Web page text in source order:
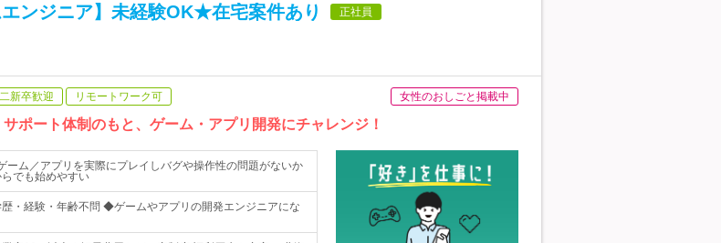
ンジニア】未経験OK★在宅案件あり 正社員
新卒歓迎 リモートワーク可 女性のおしごと掲載中
ポート体制のもと、ゲーム・アプリ開発にチャレンジ！
ーム／アプリを実際にプレイしバグや操作性の問題がないか
でも始めやすい
・経験・年齢不問 ◆ゲームやアプリの開発エンジニアにな